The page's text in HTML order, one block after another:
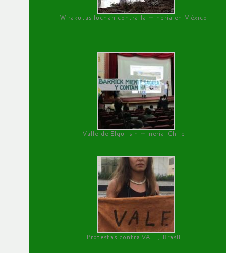
Wirakutas luchan contra la minería en México
Valle de Elqui sin minería. Chile
Protestas contra VALE, Brasil